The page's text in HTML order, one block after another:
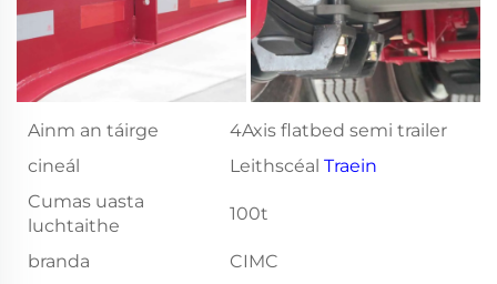
Ainm an táirge
4Axis flatbed semi trailer
cineál
Leithscéal Traein
Cumas uasta
luchtaithe
100t
branda
CIMC